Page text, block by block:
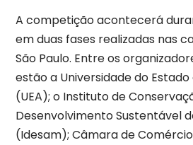
A competição acontecerá
em duas fases realizadas nas
São Paulo. Entre os
estão a Universidade do
(UEA); o Instituto de
Desenvolvimento Sustentável
(Idesam); Câmara de